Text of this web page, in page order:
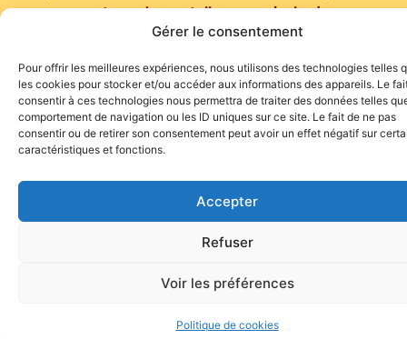
Gérer le consentement
Pour offrir les meilleures expériences, nous utilisons des technologies telles
les cookies pour stocker et/ou accéder aux informations des appareils. Le
consentir à ces technologies nous permettra de traiter des données telles
comportement de navigation ou les ID uniques sur ce site. Le fait de ne pas
consentir ou de retirer son consentement peut avoir un effet négatif sur
caractéristiques et fonctions.
Accepter
Refuser
Voir les préférences
Politique de cookies
retour-de-castella-a-manizales/
Site de l'association TOROFIESTA